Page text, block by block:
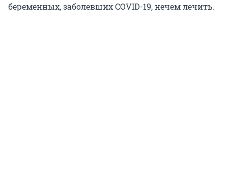
беременных, заболевших COVID-19, нечем лечить.